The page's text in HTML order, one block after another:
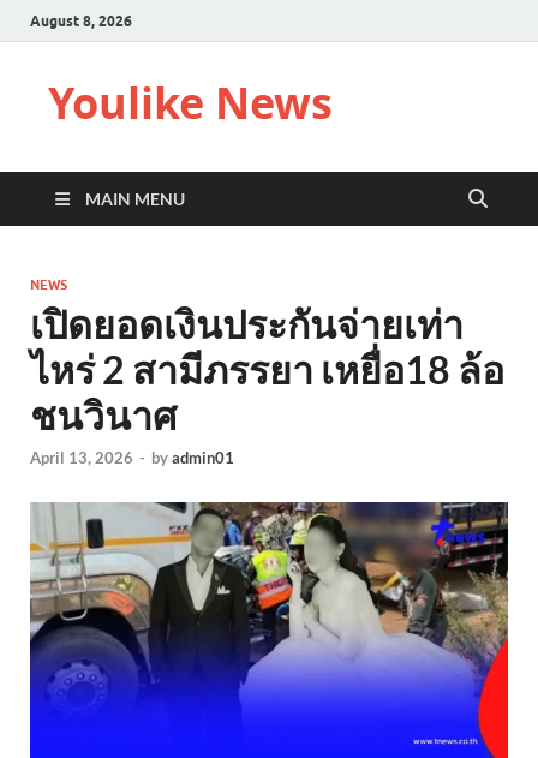
August 8, 2026
Youlike News
MAIN MENU
NEWS
เปิดยอดเงินประกันจ่ายเท่า
ไหร่ 2 สามีภรรยา เหยื่อ18 ล้อ
ชนวินาศ
April 13, 2026 - byadmin01